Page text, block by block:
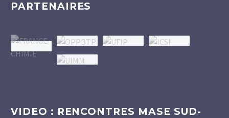
PARTENAIRES
VIDEO : RENCONTRES MASE SUD-